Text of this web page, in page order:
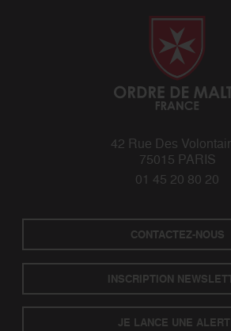
42 Rue Des
75015 PARIS
01 45 20 80 20
CONTACTEZ-NOUS
INSCRIPTION
JE LANCE UNE